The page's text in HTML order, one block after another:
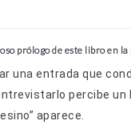
prólogo de este libro en
una entrada que
percibe un
aparece.